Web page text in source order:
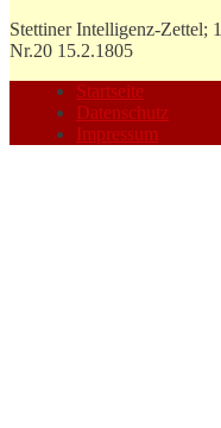
Stettiner Intelligenz-Zettel;
Nr.20 15.2.1805
Startseite
Datenschutz
Impressum